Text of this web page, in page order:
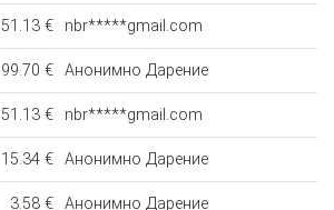
51.13 € nbr*****gmail.com
99.70 € Анонимно Дарение
51.13 € nbr*****gmail.com
15.34 € Анонимно Дарение
3.58 € Анонимно Дарение